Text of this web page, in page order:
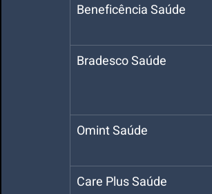
Beneficência Saúde
Bradesco Saúde
Omint Saúde
Care Plus Saúde